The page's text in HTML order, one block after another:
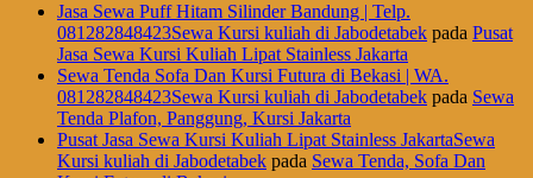
Jasa Sewa Puff Hitam Silinder Bandung | Telp.
081282848423Sewa Kursi kuliah di Jabodetabek pada Pusat
Jasa Sewa Kursi Kuliah Lipat Stainless Jakarta
Sewa Tenda Sofa Dan Kursi Futura di Bekasi | WA.
081282848423Sewa Kursi kuliah di Jabodetabek pada Sewa
Tenda Plafon, Panggung, Kursi Jakarta
Pusat Jasa Sewa Kursi Kuliah Lipat Stainless JakartaSewa
Kursi kuliah di Jabodetabek pada Sewa Tenda, Sofa Dan